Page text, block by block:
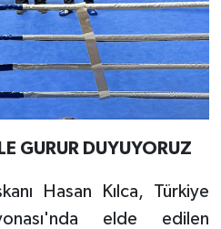
GURUR DUYUYORUZ
Hasan Kılca, Türkiye
elde edilen